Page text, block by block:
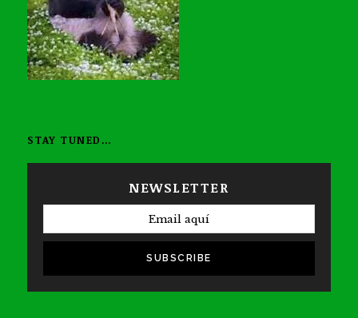
STAY TUNED…
NEWSLETTER
SUBSCRIBE